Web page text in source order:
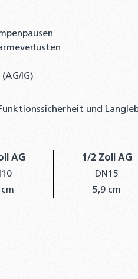
IG)
und
AG 1/2 Zoll AG
DN15
5,9 cm